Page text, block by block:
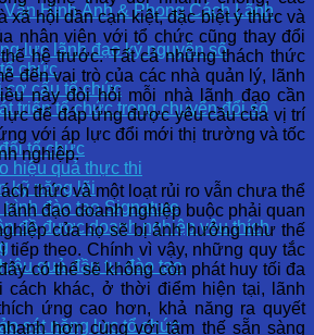
Hình Ảnh & Phong Cách Lãnh
lực lãnh đạo kỷ nguyên số
chức
cơ cấu tổ chức
triển tổ chức trong chuyển đổi số
tổ chức
hiệu quả thực thi
kỹ năng lõi
đào tạo Signature
đề được doanh nghiệp yêu thích
quả đầu tư đào tạo
sát năng lực tổ chức
xã hội dần cạn kiệt, đặc biệt ý thức và
nhân viên với tổ chức cũng thay đổi
hệ trước. Tất cả những thách thức
đến vai trò của các nhà quản lý, lãnh
này đòi hỏi mỗi nhà lãnh đạo cần
để đáp ứng được yêu cầu của vị trí
với áp lực đổi mới thị trường và tốc
nghiệp.
thức và một loạt rủi ro vẫn chưa thể
đạo doanh nghiệp buộc phải quan
của họ sẽ bị ảnh hưởng như thế
tiếp theo. Chính vì vậy, những quy tắc
có thể sẽ không còn phát huy tối đa
cách khác, ở thời điểm hiện tại, lãnh
ứng cao hơn, khả năng ra quyết
hơn cùng với tâm thế sẵn sàng